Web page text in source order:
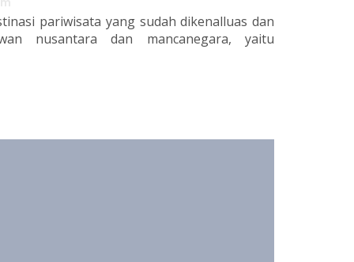
pariwisata yang sudah dikenalluas dan
nusantara dan mancanegara, yaitu